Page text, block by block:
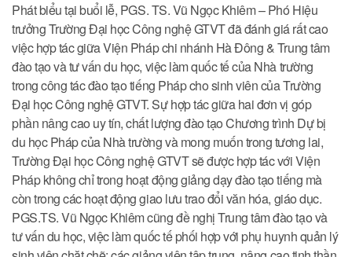
Phát biểu tại buổi lễ, PGS. TS. Vũ Ngọc Khiêm – Phó Hiệu
trưởng Trường Đại học Công nghệ GTVT đã đánh giá rất cao
việc hợp tác giữa Viện Pháp chi nhánh Hà Đông & Trung tâm
đào tạo và tư vấn du học, việc làm quốc tế của Nhà trường
trong công tác đào tạo tiếng Pháp cho sinh viên của Trường
Đại học Công nghệ GTVT. Sự hợp tác giữa hai đơn vị góp
phần nâng cao uy tín, chất lượng đào tạo Chương trình Dự bị
du học Pháp của Nhà trường và mong muốn trong tương lai,
Trường Đại học Công nghệ GTVT sẽ được hợp tác với Viện
Pháp không chỉ trong hoạt động giảng dạy đào tạo tiếng mà
còn trong các hoạt động giao lưu trao đổi văn hóa, giáo dục.
PGS.TS. Vũ Ngọc Khiêm cũng đề nghị Trung tâm đào tạo và
tư vấn du học, việc làm quốc tế phối hợp với phụ huynh quản lý